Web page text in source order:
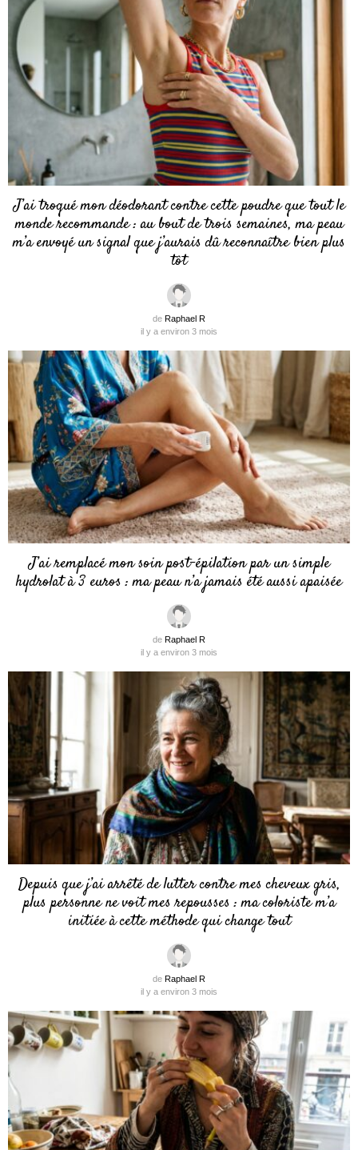
J’ai troqué mon déodorant contre cette poudre que tout le
monde recommande : au bout de trois semaines, ma peau
m’a envoyé un signal que j’aurais dû reconnaître bien plus
tôt
de Raphael R
il y a environ 3 mois
J’ai remplacé mon soin post-épilation par un simple
hydrolat à 3 euros : ma peau n’a jamais été aussi apaisée
de Raphael R
il y a environ 3 mois
Depuis que j’ai arrêté de lutter contre mes cheveux gris,
plus personne ne voit mes repousses : ma coloriste m’a
initiée à cette méthode qui change tout
de Raphael R
il y a environ 3 mois